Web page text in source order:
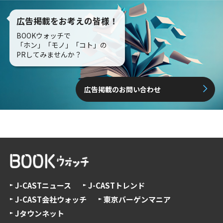
広告掲載をお考えの皆様！
BOOKウォッチで
「ホン」「モノ」「コト」の
PRしてみませんか？
広告掲載のお問い合わせ
J-CASTニュース
J-CASTトレンド
J-CAST会社ウォッチ
東京バーゲンマニア
Jタウンネット